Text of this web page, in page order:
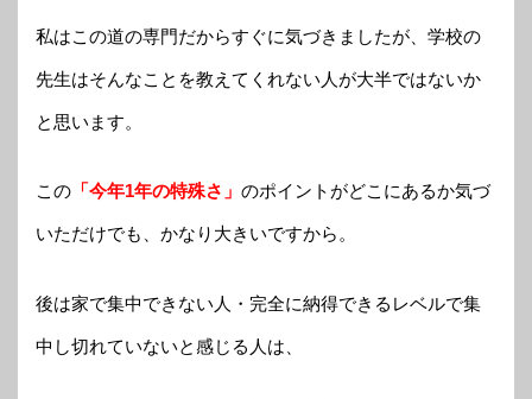
私はこの道の専門だからすぐに気づきましたが、学校の
先生はそんなことを教えてくれない人が大半ではないか
と思います。
この 「今年1年の特殊さ」 のポイントがどこにあるか気づ
いただけでも、かなり大きいですから。
後は家で集中できない人・完全に納得できるレベルで集
中し切れていないと感じる人は、